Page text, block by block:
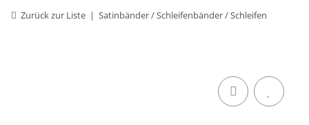
Zurück zur Liste Satinbänder / Schleifenbänder / Schleifen